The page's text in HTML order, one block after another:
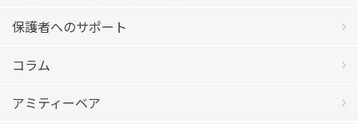
保護者へのサポート
コラム
アミティーベア